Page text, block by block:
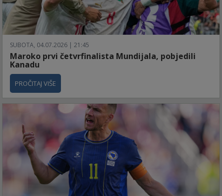
SUBOTA, 04.07.2026 | 21:45
Maroko prvi četvrfinalista Mundijala, pobjedili
Kanadu
PROČITAJ VIŠE